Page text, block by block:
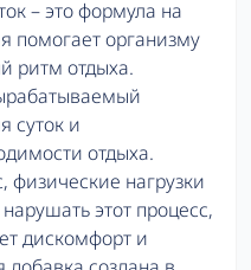
– это формула на
помогает организму
ритм отдыха.
суток и
отдыха.
физические нагрузки
этот процесс,
дискомфорт и